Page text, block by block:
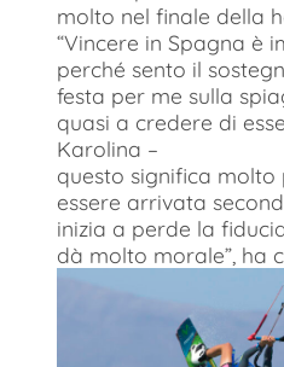
molto nel finale della
“Vincere in Spagna è
perché sento il
festa per me sulla
quasi a credere di
Karolina –
questo significa molto
essere arrivata
inizia a perde la
dà molto morale”, ha